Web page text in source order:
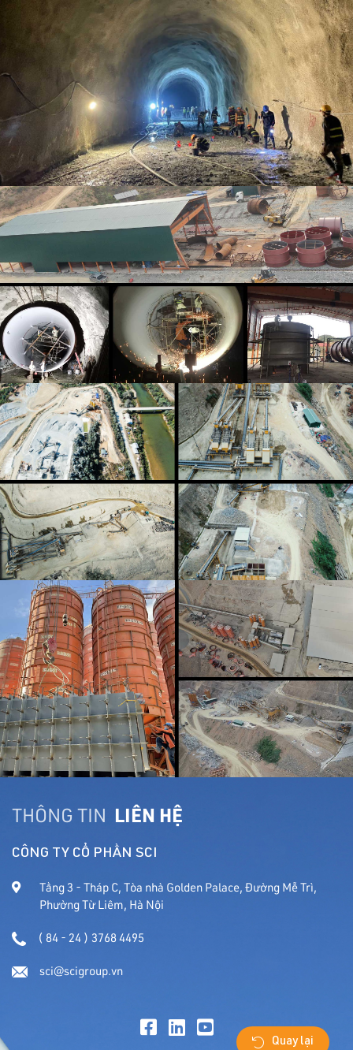
THÔNG TIN LIÊN HỆ
CÔNG TY CỔ PHẦN SCI
Tầng 3 - Tháp C, Tòa nhà Golden Palace, Đường Mễ Trì,
Phường Từ Liêm, Hà Nội
( 84 - 24 ) 3768 4495
sci@scigroup.vn
Quay lại